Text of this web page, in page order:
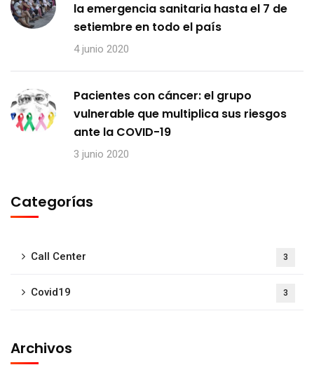
la emergencia sanitaria hasta el 7 de
setiembre en todo el país
4 junio 2020
Pacientes con cáncer: el grupo
vulnerable que multiplica sus riesgos
ante la COVID-19
3 junio 2020
Categorías
Call Center 3
Covid19 3
Archivos